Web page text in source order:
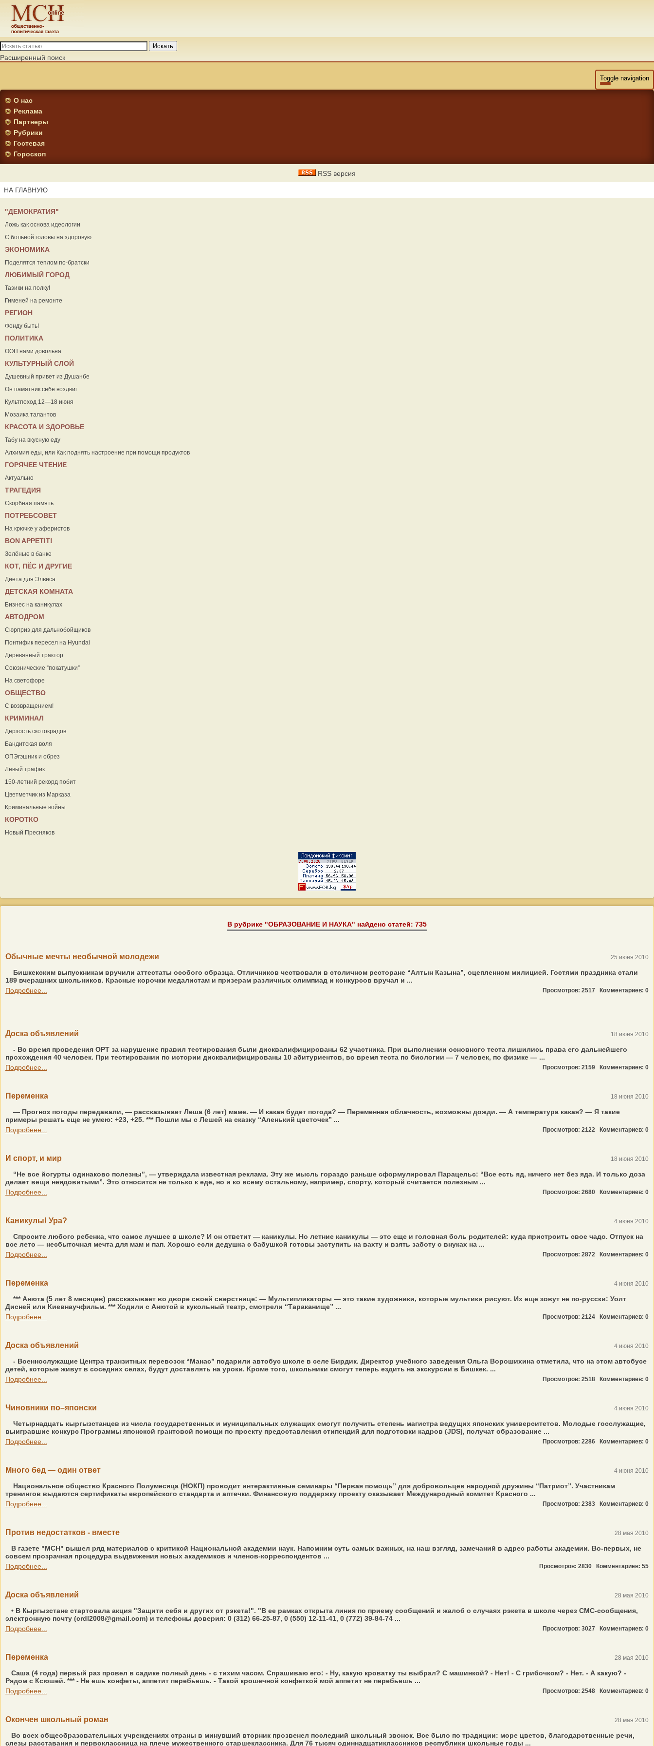
Искать
Расширенный поиск
Toggle navigation
О нас
Реклама
Партнеры
Рубрики
Гостевая
Гороскоп
RSS версия
НА ГЛАВНУЮ
"ДЕМОКРАТИЯ"
Ложь как основа идеологии
С больной головы на здоровую
ЭКОНОМИКА
Поделятся теплом по-братски
ЛЮБИМЫЙ ГОРОД
Тазики на полку!
Гименей на ремонте
РЕГИОН
Фонду быть!
ПОЛИТИКА
ООН нами довольна
КУЛЬТУРНЫЙ СЛОЙ
Душевный привет из Душанбе
Он памятник себе воздвиг
Культпоход 12—18 июня
Мозаика талантов
КРАСОТА И ЗДОРОВЬЕ
Табу на вкусную еду
Алхимия еды, или Как поднять настроение при помощи продуктов
ГОРЯЧЕЕ ЧТЕНИЕ
Актуально
ТРАГЕДИЯ
Скорбная память
ПОТРЕБСОВЕТ
На крючке у аферистов
ВON APPETIT!
Зелёные в банке
КОТ, ПЁС И ДРУГИЕ
Диета для Элвиса
ДЕТСКАЯ КОМНАТА
Бизнес на каникулах
АВТОДРОМ
Сюрприз для дальнобойщиков
Понтифик пересел на Hyundai
Деревянный трактор
Союзнические “покатушки”
На светофоре
ОБЩЕСТВО
С возвращением!
КРИМИНАЛ
Дерзость скотокрадов
Бандитская воля
ОПЭгэшник и обрез
Левый трафик
150-летний рекорд побит
Цветметчик из Марказа
Криминальные войны
КОРОТКО
Новый Пресняков
В рубрике "ОБРАЗОВАНИЕ И НАУКА" найдено статей: 735
Обычные мечты необычной молодежи 25 июня 2010
Бишкекским выпускникам вручили аттестаты особого образца. Отличников чествовали в столичном ресторане “Алтын Казына”, оцепленном милицией. Гостями праздника стали
189 вчерашних школьников. Красные корочки медалистам и призерам различных олимпиад и конкурсов вручал и ...
Подробнее...
Просмотров: 2517 Комментариев: 0
Доска объявлений 18 июня 2010
- Во время проведения ОРТ за нарушение правил тестирования были дисквалифицированы 62 участника. При выполнении основного теста лишились права его дальнейшего
прохождения 40 человек. При тестировании по истории дисквалифицированы 10 абитуриентов, во время теста по биологии — 7 человек, по физике — ...
Подробнее...
Просмотров: 2159 Комментариев: 0
Переменка 18 июня 2010
— Прогноз погоды передавали, — рассказывает Леша (6 лет) маме. — И какая будет погода? — Переменная облачность, возможны дожди. — А температура какая? — Я такие
примеры решать еще не умею: +23, +25. *** Пошли мы с Лешей на сказку “Аленький цветочек” ...
Подробнее...
Просмотров: 2122 Комментариев: 0
И спорт, и мир 18 июня 2010
“Не все йогурты одинаково полезны”, — утверждала известная реклама. Эту же мысль гораздо раньше сформулировал Парацельс: “Все есть яд, ничего нет без яда. И только доза
делает вещи неядовитыми”. Это относится не только к еде, но и ко всему остальному, например, спорту, который считается полезным ...
Подробнее...
Просмотров: 2680 Комментариев: 0
Каникулы! Ура? 4 июня 2010
Спросите любого ребенка, что самое лучшее в школе? И он ответит — каникулы. Но летние каникулы — это еще и головная боль родителей: куда пристроить свое чадо. Отпуск на
все лето — несбыточная мечта для мам и пап. Хорошо если дедушка с бабушкой готовы заступить на вахту и взять заботу о внуках на ...
Подробнее...
Просмотров: 2872 Комментариев: 0
Переменка 4 июня 2010
*** Анюта (5 лет 8 месяцев) рассказывает во дворе своей сверстнице: — Мультипликаторы — это такие художники, которые мультики рисуют. Их еще зовут не по-русски: Уолт
Дисней или Киевнаучфильм. *** Ходили с Анютой в кукольный театр, смотрели “Тараканище” ...
Подробнее...
Просмотров: 2124 Комментариев: 0
Доска объявлений 4 июня 2010
- Военнослужащие Центра транзитных перевозок “Манас” подарили автобус школе в селе Бирдик. Директор учебного заведения Ольга Ворошихина отметила, что на этом автобусе
детей, которые живут в соседних селах, будут доставлять на уроки. Кроме того, школьники смогут теперь ездить на экскурсии в Бишкек. ...
Подробнее...
Просмотров: 2518 Комментариев: 0
Чиновники по–японски 4 июня 2010
Четырнадцать кыргызстанцев из числа государственных и муниципальных служащих смогут получить степень магистра ведущих японских университетов. Молодые госслужащие,
выигравшие конкурс Программы японской грантовой помощи по проекту предоставления стипендий для подготовки кадров (JDS), получат образование ...
Подробнее...
Просмотров: 2286 Комментариев: 0
Много бед — один ответ 4 июня 2010
Национальное общество Красного Полумесяца (НОКП) проводит интерактивные семинары “Первая помощь” для добровольцев народной дружины “Патриот”. Участникам
тренингов выдаются сертификаты европейского стандарта и аптечки. Финансовую поддержку проекту оказывает Международный комитет Красного ...
Подробнее...
Просмотров: 2383 Комментариев: 0
Против недостатков - вместе 28 мая 2010
В газете "МСН" вышел ряд материалов с критикой Национальной академии наук. Напомним суть самых важных, на наш взгляд, замечаний в адрес работы академии. Во-первых, не
совсем прозрачная процедура выдвижения новых академиков и членов-корреспондентов ...
Подробнее...
Просмотров: 2830 Комментариев: 55
Доска объявлений 28 мая 2010
• В Кыргызстане стартовала акция "Защити себя и других от рэкета!". "В ее рамках открыта линия по приему сообщений и жалоб о случаях рэкета в школе через СМС-сообщения,
электронную почту (crdl2008@gmail.com) и телефоны доверия: 0 (312) 66-25-87, 0 (550) 12-11-41, 0 (772) 39-84-74 ...
Подробнее...
Просмотров: 3027 Комментариев: 0
Переменка 28 мая 2010
Саша (4 года) первый раз провел в садике полный день - с тихим часом. Спрашиваю его: - Ну, какую кроватку ты выбрал? С машинкой? - Нет! - С грибочком? - Нет. - А какую? -
Рядом с Ксюшей. *** - Не ешь конфеты, аппетит перебьешь. - Такой крошечной конфеткой мой аппетит не перебьешь ...
Подробнее...
Просмотров: 2548 Комментариев: 0
Окончен школьный роман 28 мая 2010
Во всех общеобразовательных учреждениях страны в минувший вторник прозвенел последний школьный звонок. Все было по традиции: море цветов, благодарственные речи,
слезы расставания и первоклассница на плече мужественного старшеклассника. Для 76 тысяч одиннадцатиклассников республики школьные годы ...